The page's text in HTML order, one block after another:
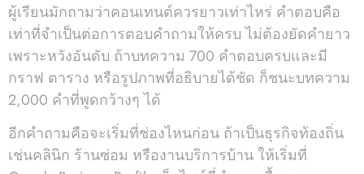
ผู้เรียนมักถามว่าคอนเทนต์ควรยาวเท่าไหร่ คำตอบคือ
เท่าที่จำเป็นต่อการตอบคำถามให้ครบ ไม่ต้องยัดคำยาว
เพราะหวังอันดับ ถ้าบทความ 700 คำตอบครบและมี
กราฟ ตาราง หรือรูปภาพที่อธิบายได้ชัด ก็ชนะบทความ
2,000 คำที่พูดกว้างๆ ได้
อีกคำถามคือจะเริ่มที่ช่องไหนก่อน ถ้าเป็นธุรกิจท้องถิ่น
เช่นคลินิก ร้านซ่อม หรืองานบริการบ้าน ให้เริ่มที่